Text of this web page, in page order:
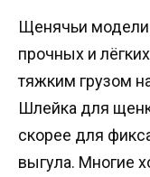
Щенячьи модели
прочных и
тяжким грузом
Шлейка для
скорее для
выгула. Многие